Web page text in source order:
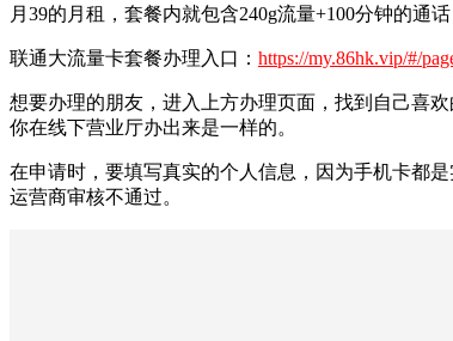
月39的月租，套餐内就包含240g流量+100分钟的通
联通大流量卡套餐办理入口： https://my.86hk.vip/#/
想要办理的朋友，进入上方办理页面，找到自己喜
你在线下营业厅办出来是一样的。
在申请时，要填写真实的个人信息，因为手机卡都
运营商审核不通过。